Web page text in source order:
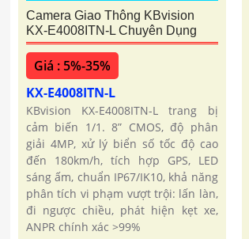
Camera Giao Thông KBvision
KX-E4008ITN-L Chuyên Dụng
Giá : 5%-35%
KX-E4008ITN-L
KBvision KX-E4008ITN-L trang bị
cảm biến 1/1. 8” CMOS, độ phân
giải 4MP, xử lý biển số tốc độ cao
đến 180km/h, tích hợp GPS, LED
sáng ấm, chuẩn IP67/IK10, khả năng
phân tích vi phạm vượt trội: lấn làn,
đi ngược chiều, phát hiện kẹt xe,
ANPR chính xác >99%